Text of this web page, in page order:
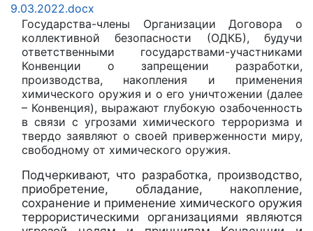
9.03.2022.docx
Государства-члены Организации Договора о
коллективной безопасности (ОДКБ), будучи
ответственными государствами-участниками
Конвенции о запрещении разработки,
производства, накопления и применения
химического оружия и о его уничтожении (далее
– Конвенция), выражают глубокую озабоченность
в связи с угрозами химического терроризма и
твердо заявляют о своей приверженности миру,
свободному от химического оружия.
Подчеркивают, что разработка, производство,
приобретение, обладание, накопление,
сохранение и применение химического оружия
террористическими организациями являются